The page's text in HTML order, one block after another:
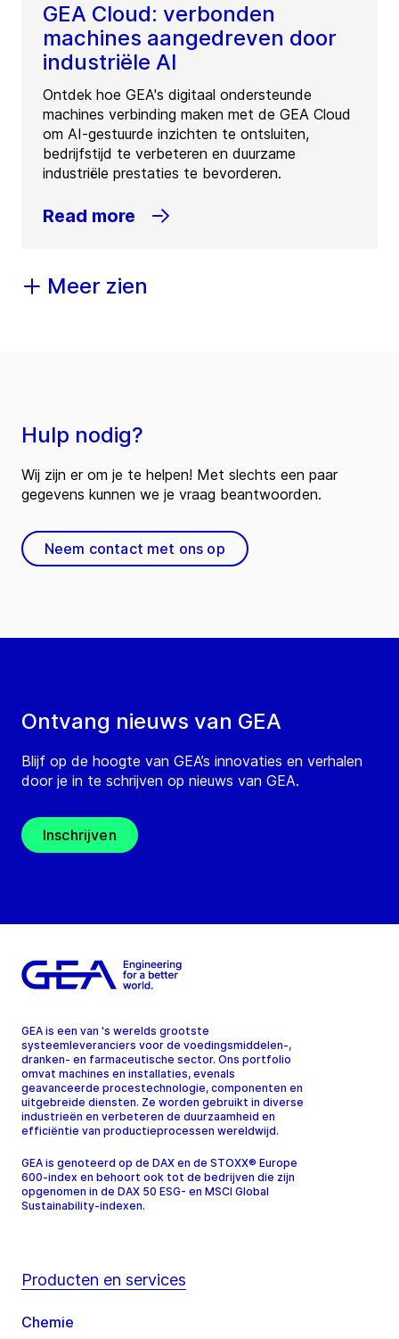
GEA Cloud: verbonden
machines aangedreven door
industriële AI
Ontdek hoe GEA's digitaal ondersteunde
machines verbinding maken met de GEA Cloud
om AI-gestuurde inzichten te ontsluiten,
bedrijfstijd te verbeteren en duurzame
industriële prestaties te bevorderen.
Read more
Meer zien
Ontvang nieuws van GEA
Blijf op de hoogte van GEA’s innovaties en verhalen
door je in te schrijven op nieuws van GEA.
Inschrijven
Hulp nodig?
Wij zijn er om je te helpen! Met slechts een paar
gegevens kunnen we je vraag beantwoorden.
Neem contact met ons op
GEA is een van 's werelds grootste
systeemleveranciers voor de voedingsmiddelen-,
dranken- en farmaceutische sector. Ons portfolio
omvat machines en installaties, evenals
geavanceerde procestechnologie, componenten en
uitgebreide diensten. Ze worden gebruikt in diverse
industrieën en verbeteren de duurzaamheid en
efficiëntie van productieprocessen wereldwijd.
GEA is genoteerd op de DAX en de STOXX® Europe
600-index en behoort ook tot de bedrijven die zijn
opgenomen in de DAX 50 ESG- en MSCI Global
Sustainability-indexen.
Producten en services
Chemie